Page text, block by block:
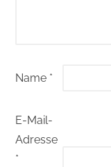
Name *
E-Mail-
Adresse
*